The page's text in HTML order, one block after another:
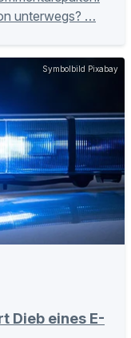
unterwegs? …
Symbolbild Pixabay
Dieb eines E-